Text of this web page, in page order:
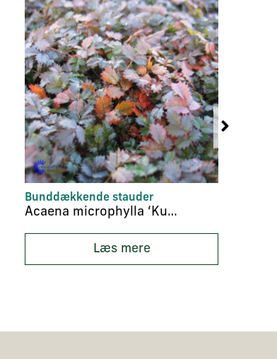
Bunddækkende stauder
Acaena microphylla ‘Kupferteppich’
Læs mere